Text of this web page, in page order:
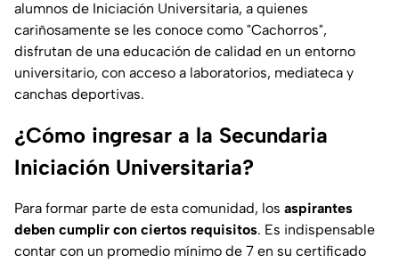
alumnos de Iniciación Universitaria, a quienes
cariñosamente se les conoce como "Cachorros",
disfrutan de una educación de calidad en un entorno
universitario, con acceso a laboratorios, mediateca y
canchas deportivas.
¿Cómo ingresar a la Secundaria
Iniciación Universitaria?
Para formar parte de esta comunidad, los aspirantes
deben cumplir con ciertos requisitos. Es indispensable
contar con un promedio mínimo de 7 en su certificado